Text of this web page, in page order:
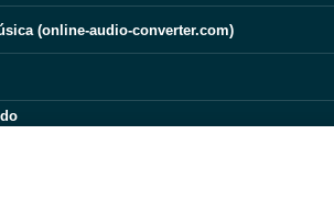
(online-audio-converter.com)